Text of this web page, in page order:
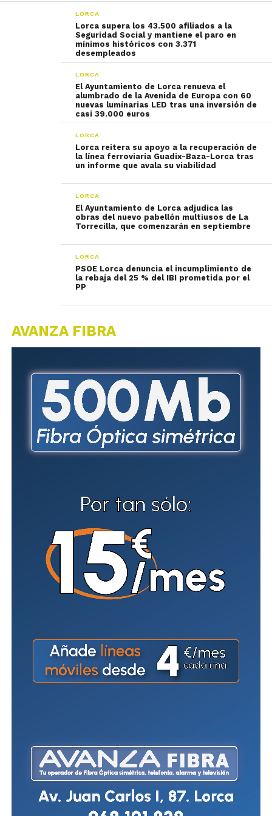
LORCA
Lorca supera los 43.500 afiliados a la
Seguridad Social y mantiene el paro en
mínimos históricos con 3.371
desempleados
LORCA
El Ayuntamiento de Lorca renueva el
alumbrado de la Avenida de Europa con 60
nuevas luminarias LED tras una inversión de
casi 39.000 euros
LORCA
Lorca reitera su apoyo a la recuperación de
la línea ferroviaria Guadix-Baza-Lorca tras
un informe que avala su viabilidad
LORCA
El Ayuntamiento de Lorca adjudica las
obras del nuevo pabellón multiusos de La
Torrecilla, que comenzarán en septiembre
LORCA
PSOE Lorca denuncia el incumplimiento de
la rebaja del 25 % del IBI prometida por el
PP
AVANZA FIBRA